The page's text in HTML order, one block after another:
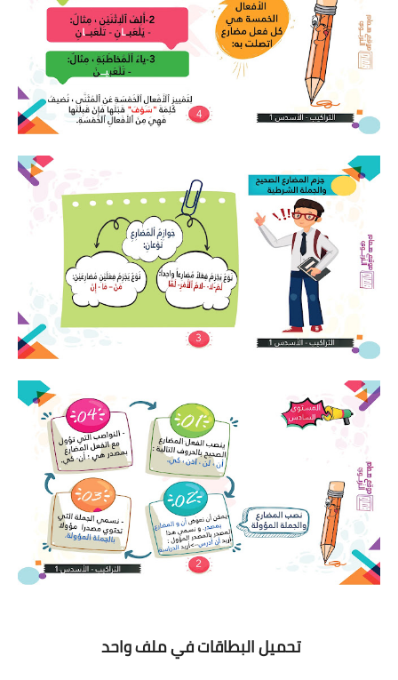
تحميل البطاقات في ملف واحد